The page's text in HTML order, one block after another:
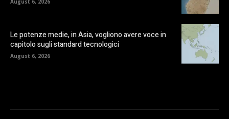
August 6, 2026
Le potenze medie, in Asia, vogliono avere voce in
capitolo sugli standard tecnologici
August 6, 2026